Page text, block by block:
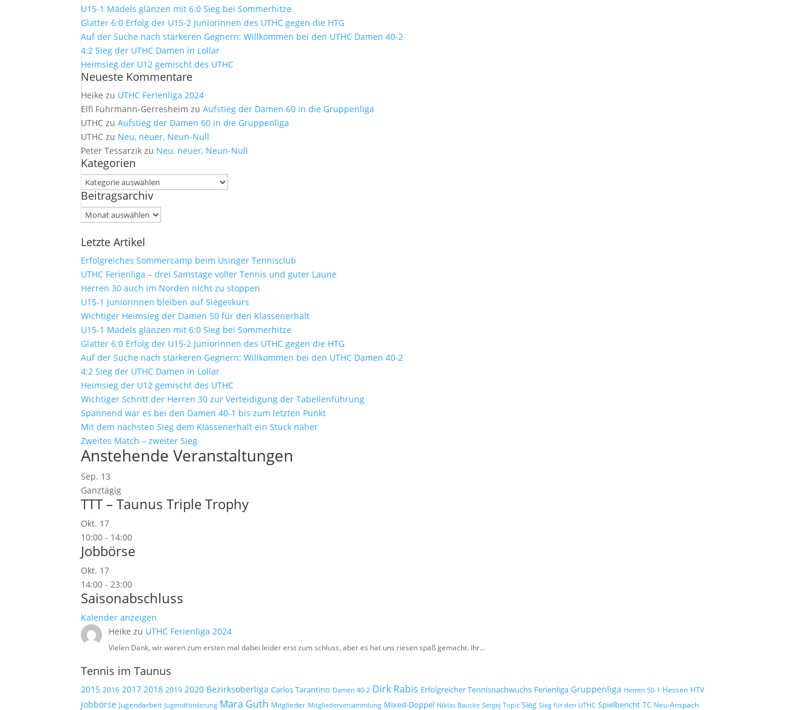
U15-1 Mädels glänzen mit 6:0 Sieg bei Sommerhitze
Glatter 6:0 Erfolg der U15-2 Juniorinnen des UTHC gegen die HTG
Auf der Suche nach stärkeren Gegnern: Willkommen bei den UTHC Damen 40-2
4:2 Sieg der UTHC Damen in Lollar
Heimsieg der U12 gemischt des UTHC
Neueste Kommentare
Heike zu UTHC Ferienliga 2024
Elfi Fuhrmann-Gerresheim zuAufstieg der Damen 60 in die Gruppenliga
UTHC zuAufstieg der Damen 60 in die Gruppenliga
UTHC zu Neu, neuer, Neun-Null
Peter Tessarzik zu Neu, neuer, Neun-Null
Kategorien
Kategorien
Beitragsarchiv
Beitragsarchiv
Letzte Artikel
Erfolgreiches Sommercamp beim Usinger Tennisclub
UTHC Ferienliga – drei Samstage voller Tennis und guter Laune
Herren 30 auch im Norden nicht zu stoppen
U15-1 Juniorinnen bleiben auf Siegeskurs
Wichtiger Heimsieg der Damen 50 für den Klassenerhalt
U15-1 Mädels glänzen mit 6:0 Sieg bei Sommerhitze
Glatter 6:0 Erfolg der U15-2 Juniorinnen des UTHC gegen die HTG
Auf der Suche nach stärkeren Gegnern: Willkommen bei den UTHC Damen 40-2
4:2 Sieg der UTHC Damen in Lollar
Heimsieg der U12 gemischt des UTHC
Wichtiger Schritt der Herren 30 zur Verteidigung der Tabellenführung
Spannend war es bei den Damen 40-1 bis zum letzten Punkt
Mit dem nächsten Sieg dem Klassenerhalt ein Stück näher
Zweites Match – zweiter Sieg
Anstehende Veranstaltungen
Sep. 13
Ganztägig
TTT – Taunus Triple Trophy
Okt. 17
10:00 - 14:00
Jobbörse
Okt. 17
14:00 -23:00
Saisonabschluss
Kalender anzeigen
Heike zu UTHC Ferienliga 2024
Vielen Dank, wir waren zum ersten mal dabei leider erst zum schluss, aber es hat uns riesen spaß gemacht. Ihr…
Tennis im Taunus
2015 2016 2017 2018 2019 2020 Bezirksoberliga Carlos Tarantino Damen 40-2 Dirk Rabis Erfolgreicher Tennisnachwuchs Ferienliga Gruppenliga Herren 50-1 Hessen HTV
Jobbörse Jugendarbeit Jugendförderung Mara Guth Mitglieder Mitgliederversammlung Mixed-Doppel Niklas Baucke Sergej Topic Sieg Sieg für den UTHC Spielbericht TC Neu-Anspach